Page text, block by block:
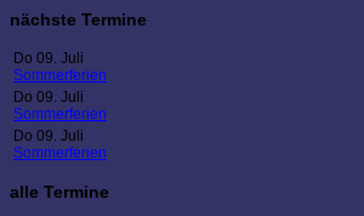
nächste Termine
Do 09. Juli
Sommerferien
Do 09. Juli
Sommerferien
Do 09. Juli
Sommerferien
alle Termine